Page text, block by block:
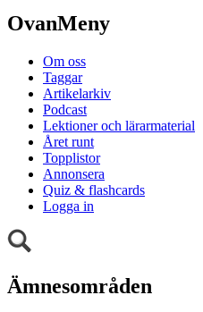
OvanMeny
Om oss
Taggar
Artikelarkiv
Podcast
Lektioner och lärarmaterial
Året runt
Topplistor
Annonsera
Quiz & flashcards
Logga in
Ämnesområden